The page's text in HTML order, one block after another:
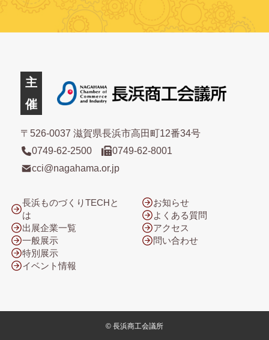
主
催
〒526-0037 滋賀県長浜市高田町12番34号
0749-62-2500
0749-62-8001
cci@nagahama.or.jp
長浜ものづくりTECHと
は
出展企業一覧
一般展示
特別展示
イベント情報
お知らせ
よくある質問
アクセス
問い合わせ
© 長浜商工会議所